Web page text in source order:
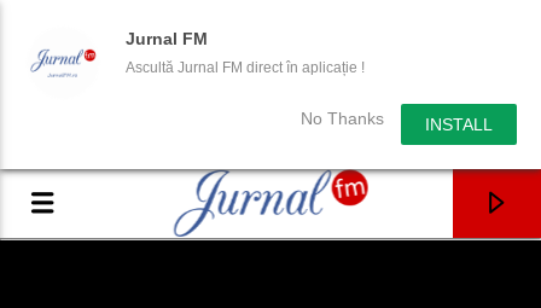
Jurnal FM
Ascultă Jurnal FM direct în aplicație !
No Thanks INSTALL